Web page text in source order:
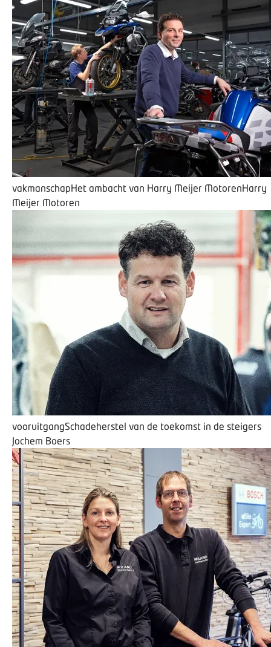
vakmanschapHet ambacht van Harry Meijer MotorenHarry
Meijer Motoren
vooruitgangSchadeherstel van de toekomst in de steigers
Jochem Boers